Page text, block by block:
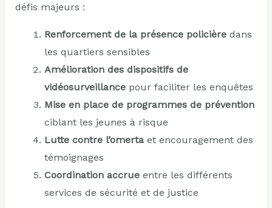
défis majeurs :
Renforcement de la présence policièredans
les quartiers sensibles
Amélioration des dispositifs de
vidéosurveillancepour faciliter les enquêtes
Mise en place de programmes de prévention
ciblant les jeunes à risque
Lutte contre l’omertaet encouragement des
témoignages
Coordination accrueentre les différents
services de sécurité et de justice